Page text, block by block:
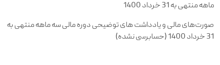
ماهه منتهی به 31 خرداد 1400
صورت‌های مالی و یادداشت های توضیحی دوره مالی سه ماهه منتهی به
31 خرداد 1400 (حسابرسی نشده)